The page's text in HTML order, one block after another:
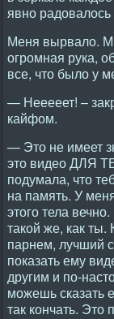
явно
Меня вырвало.
огромная рука,
все, что было у
— Нееееет! –
кайфом.
— Это не имеет
это видео ДЛЯ
подумала, что
на память. У
этого тела
такой же, как ты.
парнем, лучший
показать ему
другим и по-
можешь сказать
так кончать. Это